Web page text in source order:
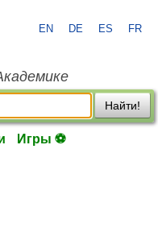
EN DE ES FR
Найти!
Игры ⚽